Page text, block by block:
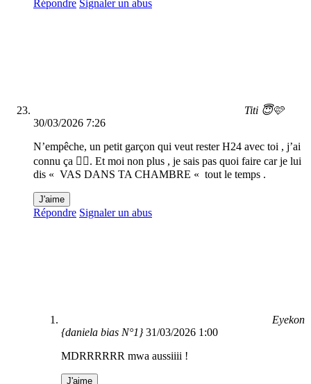
Répondre Signaler un abus
Titi 😇🩷
30/03/2026 7:26
N’empêche, un petit garçon qui veut rester H24 avec toi , j’ai
connu ça 😶‍🌫️. Et moi non plus , je sais pas quoi faire car je lui
dis « VAS DANS TA CHAMBRE « tout le temps .
J'aime
Répondre Signaler un abus
Eyekon
{daniela bias N°1} 31/03/2026 1:00
MDRRRRRR mwa aussiiii !
J'aime